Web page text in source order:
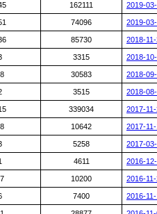
162111 2019-
74096 2019-
85730 2018-
3315 2018-
30583 2018-
3515 2018-
339034 2017-
10642 2017-
5258 2017-
4611 2016-
10200 2016-
7400 2016-